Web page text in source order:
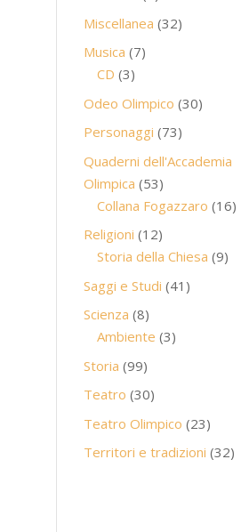
prodotti
Miscellanea 3232
Musica 77
CD 33
prodotti
Odeo Olimpico 3030
Personaggi 7373
prodotti
Quaderni dell'Accademia
Olimpica 5353
prodotti
Collana Fogazzaro 1616
Religioni 1212
prodotti
Storia della Chiesa 99
Saggi e Studi 41 41
Scienza 88
prodotti
Ambiente 33
Storia 9999
prodotti
Teatro 3030
prodotti
Teatro Olimpico 2323
prodotti
Territori e tradizioni 3232